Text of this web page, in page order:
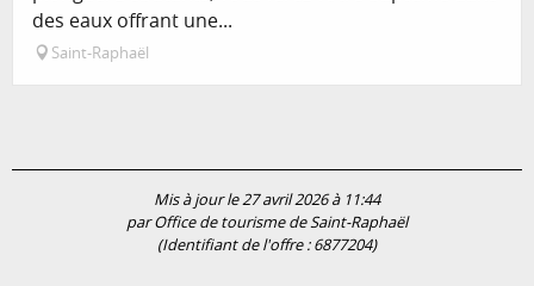
des eaux offrant une...
Saint-Raphaël
Mis à jour le 27 avril 2026 à 11:44
par Office de tourisme de Saint-Raphaël
(Identifiant de l'offre :6877204)